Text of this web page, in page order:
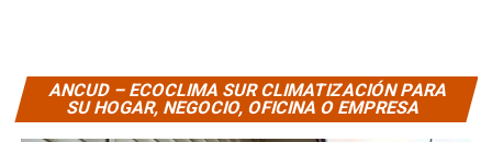
ANCUD – ECOCLIMA SUR CLIMATIZACIÓN PARA
SU HOGAR, NEGOCIO, OFICINA O EMPRESA